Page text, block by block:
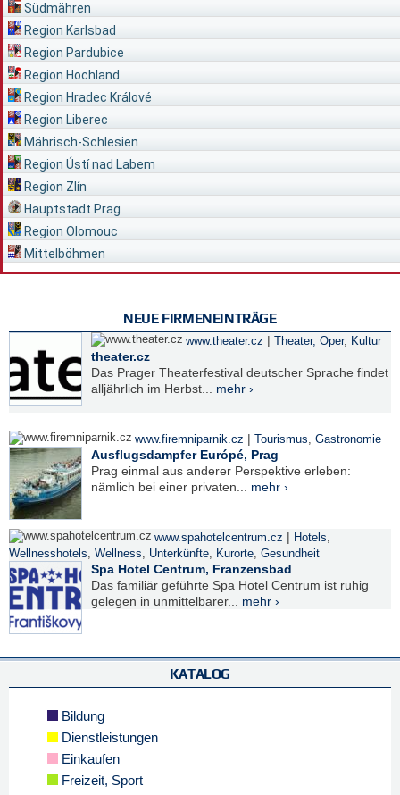
Südmähren
Region Karlsbad
Region Pardubice
Region Hochland
Region Hradec Králové
Region Liberec
Mährisch-Schlesien
Region Ústí nad Labem
Region Zlín
Hauptstadt Prag
Region Olomouc
Mittelböhmen
NEUE FIRMENEINTRÄGE
www.theater.cz | Theater, Oper, Kultur
theater.cz
Das Prager Theaterfestival deutscher Sprache findet
alljährlich im Herbst... mehr ›
www.firemniparnik.cz | Tourismus, Gastronomie
Ausflugsdampfer Európé, Prag
Prag einmal aus anderer Perspektive erleben:
nämlich bei einer privaten... mehr ›
www.spahotelcentrum.cz | Hotels,
Wellnesshotels, Wellness, Unterkünfte, Kurorte, Gesundheit
Spa Hotel Centrum, Franzensbad
Das familiär geführte Spa Hotel Centrum ist ruhig
gelegen in unmittelbarer... mehr ›
KATALOG
Bildung
Dienstleistungen
Einkaufen
Freizeit, Sport